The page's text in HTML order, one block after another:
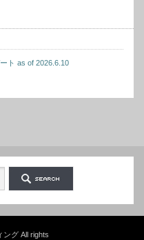
ト as of 2026.6.10
ング All rights